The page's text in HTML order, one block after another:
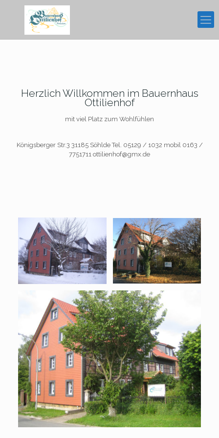
Herzlich Willkommen im Bauernhaus
Ottilienhof
mit viel Platz zum Wohlfühlen
Königsberger Str.3 31185 Söhlde Tel. 05129 / 1032 mobil 0163 /
7751711 ottilienhof@gmx.de